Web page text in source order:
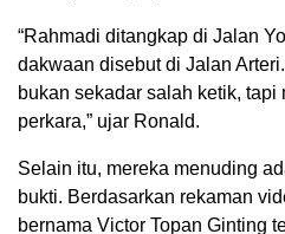
“Rahmadi ditangkap di Jalan
dakwaan disebut di Jalan
bukan sekadar salah ketik, tapi
perkara,” ujar Ronald.
Selain itu, mereka menuding
bukti. Berdasarkan rekaman
bernama Victor Topan Ginting